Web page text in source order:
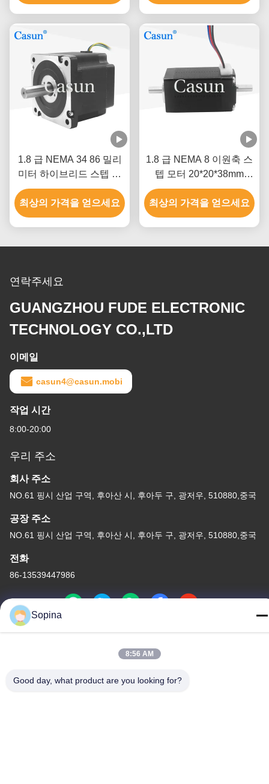
1.8 급 NEMA 34 86 밀리
미터 하이브리드 스텝 모
터 길이 5N.M Cnc 장비 스
테핑 모터
최상의 가격을 얻으세요
1.8 급 NEMA 8 이원축 스
텝 모터 20*20*38mm
40mN.M ROHS
최상의 가격을 얻으세요
연락주세요
GUANGZHOU FUDE ELECTRONIC
TECHNOLOGY CO.,LTD
이메일
casun4@casun.mobi
작업 시간
8:00-20:00
우리 주소
회사 주소
NO.61 핑시 산업 구역, 후아산 시, 후아두 구, 광저우, 510880,중국
공장 주소
NO.61 핑시 산업 구역, 후아산 시, 후아두 구, 광저우, 510880,중국
전화
86-13539447986
중국 상등품 하이브리드 스테퍼 모터 공급자. 저작권 (c) 2023-2026
GUANGZHOU FUDE ELECTRONIC TECHNOLOGY CO.,LTD . 무
단 복제 금지.
Sopina
8:56 AM
Good day, what product are you looking for?